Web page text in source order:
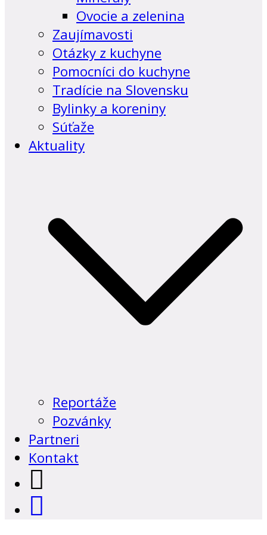
Ovocie a zelenina
Zaujímavosti
Otázky z kuchyne
Pomocníci do kuchyne
Tradície na Slovensku
Bylinky a koreniny
Súťaže
Aktuality
Reportáže
Pozvánky
Partneri
Kontakt